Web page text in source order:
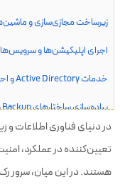
زیرساخت مجازی‌سازی و
اجرای اپلیکیشن‌ها و
خدمات Active Directory و احراز هویت
پیاده‌سازی ساختارهای Backup و Disaster Recovery
کاربردهای تخصصی در هوش
در دنیای فناوری اطلاعات
تعیین‌کننده در عملکرد،